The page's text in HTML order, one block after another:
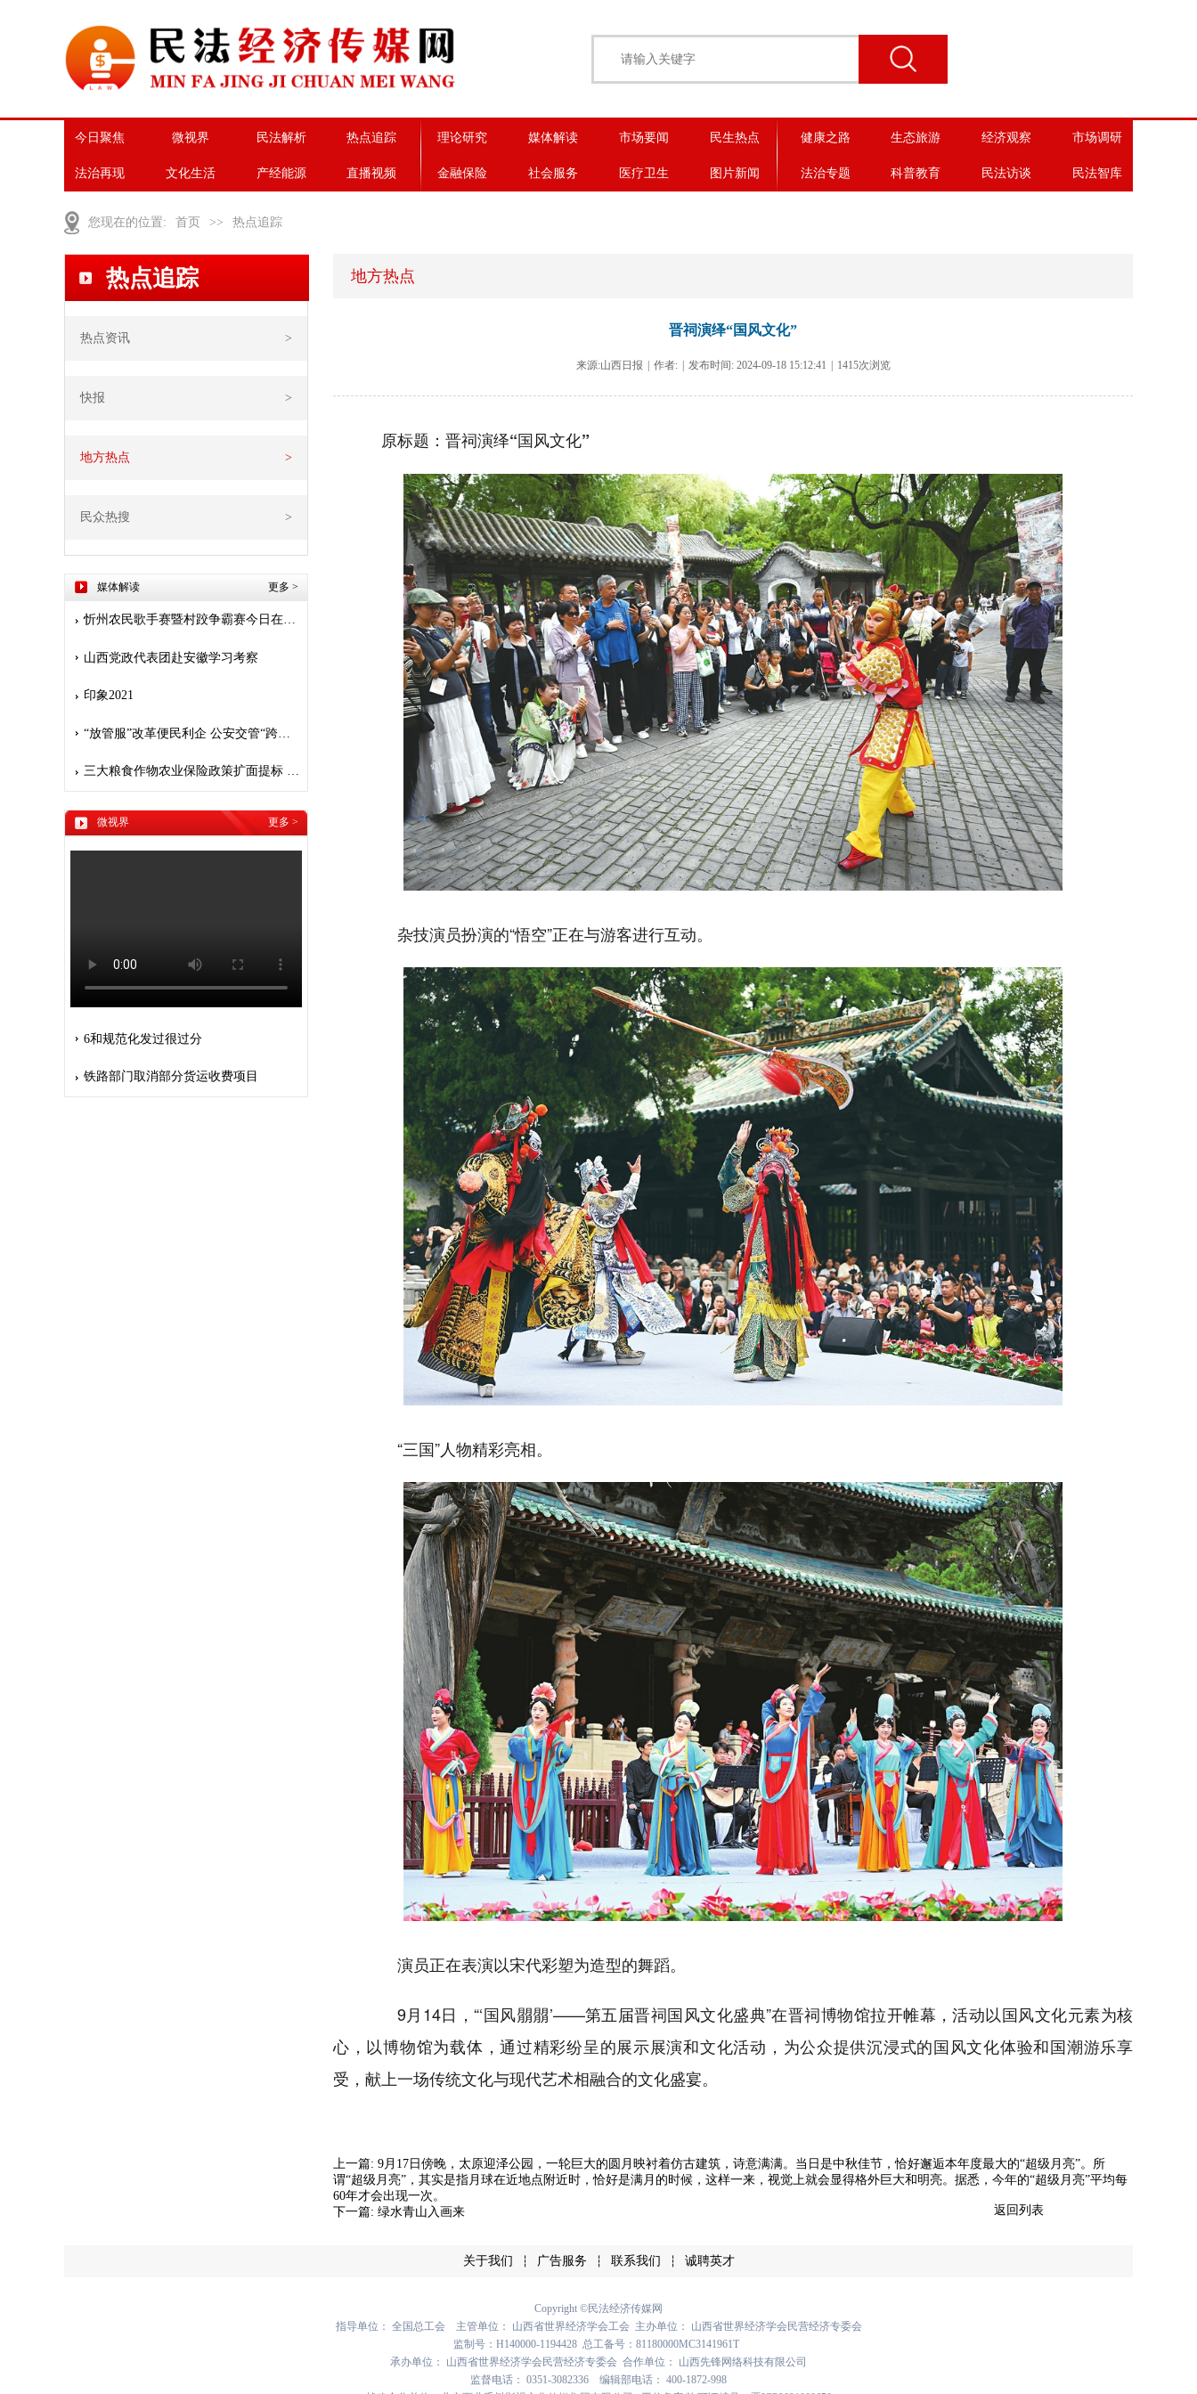
今日聚焦 微视界 民法解析 热点追踪 理论研究 媒体解读 市场要闻 民生热点 健康之路 生态旅游 经济观察 市场调研
法治再现 文化生活 产经能源 直播视频 金融保险 社会服务 医疗卫生 图片新闻 法治专题 科普教育 民法访谈 民法智库
您现在的位置: 首页 >> 热点追踪
热点追踪
热点资讯 >
快报 >
地方热点 >
民众热搜 >
媒体解读 更多 >
忻州农民歌手赛暨村跤争霸赛今日在堡子山庄开赛
山西党政代表团赴安徽学习考察
印象2021
三大粮食作物农业保险政策扩面提标 保险护航 安心种粮
微视界 更多 >
6和规范化发过很过分
铁路部门取消部分货运收费项目
地方热点
晋祠演绎“国风文化”
来源:山西日报 | 作者: | 发布时间: 2024-09-18 15:12:41 | 1415次浏览
原标题：晋祠演绎“国风文化”
杂技演员扮演的“悟空”正在与游客进行互动。
“三国”人物精彩亮相。
演员正在表演以宋代彩塑为造型的舞蹈。
9月14日，“‘国风朤朤’——第五届晋祠国风文化盛典”在晋祠博物馆拉开帷幕，活动以国风文化元素为核
心，以博物馆为载体，通过精彩纷呈的展示展演和文化活动，为公众提供沉浸式的国风文化体验和国潮游乐享
受，献上一场传统文化与现代艺术相融合的文化盛宴。
上一篇: 9月17日傍晚，太原迎泽公园，一轮巨大的圆月映衬着仿古建筑，诗意满满。当日是中秋佳节，恰好邂逅本年度最大的“超级月亮”。所
谓“超级月亮”，其实是指月球在近地点附近时，恰好是满月的时候，这样一来，视觉上就会显得格外巨大和明亮。据悉，今年的“超级月亮”平均每
60年才会出现一次。
下一篇: 绿水青山入画来 返回列表
关于我们 ┆ 广告服务 ┆ 联系我们 ┆ 诚聘英才
Copyright ©民法经济传媒网
指导单位： 全国总工会 主管单位： 山西省世界经济学会工会 主办单位： 山西省世界经济学会民营经济专委会
监制号：H140000-1194428 总工备号：81180000MC3141961T
承办单位： 山西省世界经济学会民营经济专委会 合作单位： 山西先锋网络科技有限公司
监督电话： 0351-3082336 编辑部电话： 400-1872-998